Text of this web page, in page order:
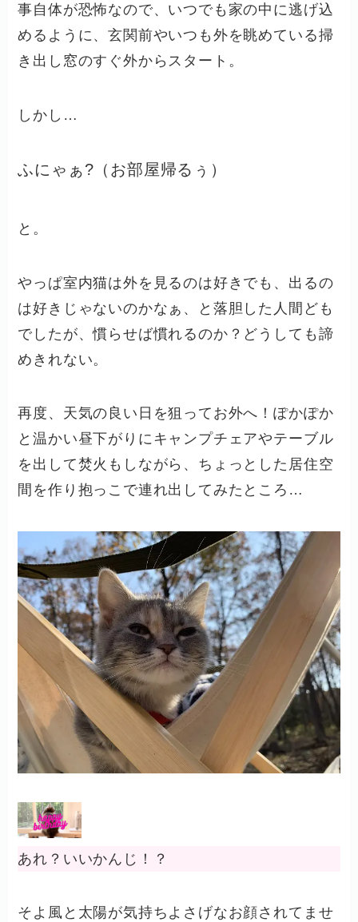
事自体が恐怖なので、いつでも家の中に逃げ込
めるように、玄関前やいつも外を眺めている掃
き出し窓のすぐ外からスタート。
しかし…
ふにゃぁ?（お部屋帰るぅ）
と。
やっぱ室内猫は外を見るのは好きでも、出るの
は好きじゃないのかなぁ、と落胆した人間ども
でしたが、慣らせば慣れるのか？どうしても諦
めきれない。
再度、天気の良い日を狙ってお外へ！ぽかぽか
と温かい昼下がりにキャンプチェアやテーブル
を出して焚火もしながら、ちょっとした居住空
間を作り抱っこで連れ出してみたところ…
あれ？いいかんじ！？
そよ風と太陽が気持ちよさげなお顔されてませ